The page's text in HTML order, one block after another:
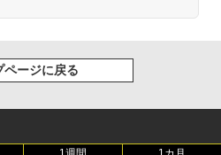
ページに戻る